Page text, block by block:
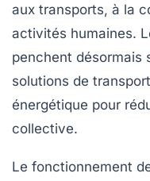
aux transports, à la
activités humaines.
penchent désormais
solutions de
énergétique pour
collective.
Le fonctionnement